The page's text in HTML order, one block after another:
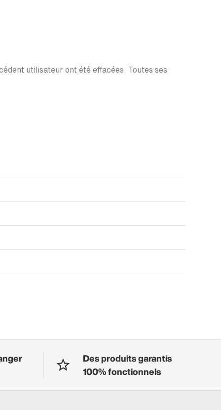
utilisateur ont été effacées. Toutes ses
Des produits garantis
100% fonctionnels